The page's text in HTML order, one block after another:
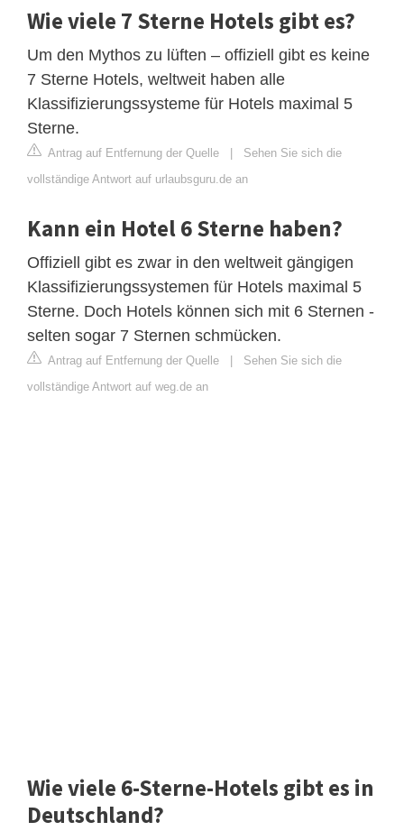
Wie viele 7 Sterne Hotels gibt es?
Um den Mythos zu lüften – offiziell gibt es keine
7 Sterne Hotels, weltweit haben alle
Klassifizierungssysteme für Hotels maximal 5
Sterne.
Antrag auf Entfernung der Quelle
Sehen Sie sich die
vollständige Antwort auf urlaubsguru.de an
Kann ein Hotel 6 Sterne haben?
Offiziell gibt es zwar in den weltweit gängigen
Klassifizierungssystemen für Hotels maximal 5
Sterne. Doch Hotels können sich mit 6 Sternen -
selten sogar 7 Sternen schmücken.
Antrag auf Entfernung der Quelle
Sehen Sie sich die
vollständige Antwort auf weg.de an
Wie viele 6-Sterne-Hotels gibt es in
Deutschland?